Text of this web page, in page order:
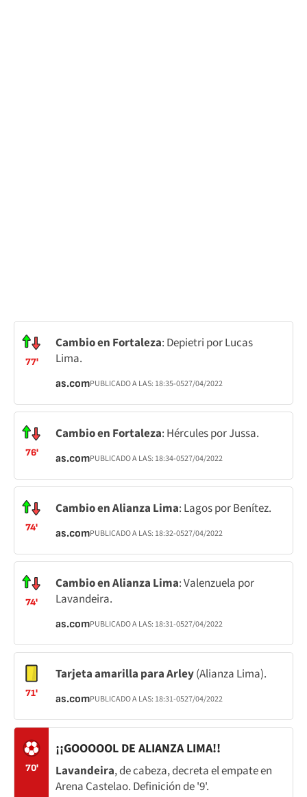
77'
Cambio en Fortaleza: Depietri por Lucas
Lima.
as.comPUBLICADO A LAS: 18:35-0527/04/2022
76'
Cambio en Fortaleza: Hércules por Jussa.
as.comPUBLICADO A LAS: 18:34-0527/04/2022
74'
Cambio en Alianza Lima: Lagos por Benítez.
as.comPUBLICADO A LAS: 18:32-0527/04/2022
74'
Cambio en Alianza Lima: Valenzuela por
Lavandeira.
as.comPUBLICADO A LAS: 18:31-0527/04/2022
71'
Tarjeta amarilla para Arley(Alianza Lima).
as.comPUBLICADO A LAS: 18:31-0527/04/2022
70'
¡¡GOOOOOL DE ALIANZA LIMA!!
Lavandeira, de cabeza, decreta el empate en
Arena Castelao. Definición de '9'.